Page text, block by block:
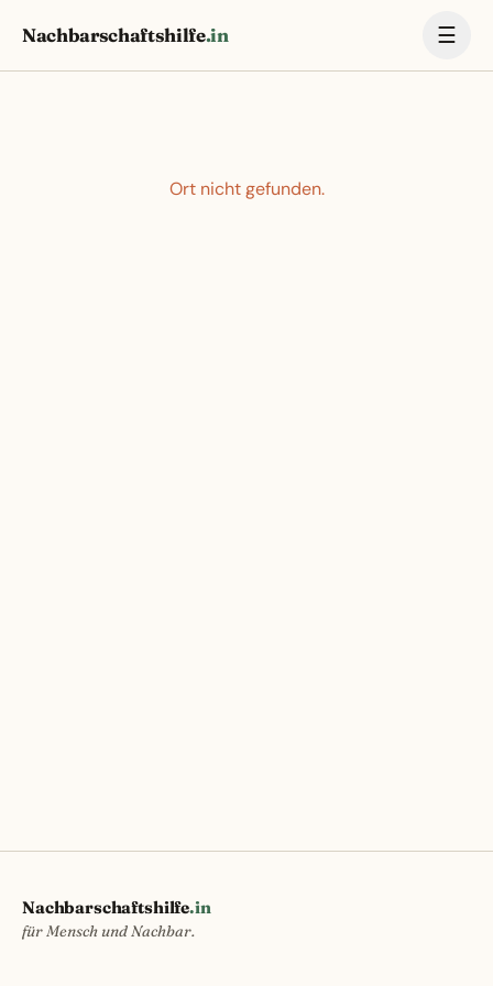
Nachbarschaftshilfe.in ☰
Ort nicht gefunden.
Nachbarschaftshilfe.in
für Mensch und Nachbar.